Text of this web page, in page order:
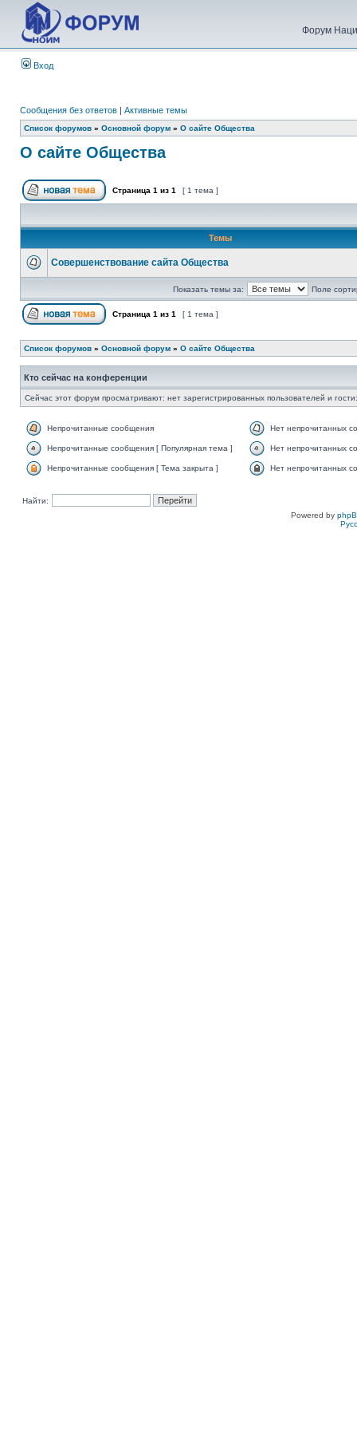
Форум
Вход
Сообщения без ответов | Активные темы
Список форумов » Основной форум » О сайте Общества
О сайте Общества
Страница 1 из 1 [ 1 тема ]
Темы
Совершенствование сайта Общества
Показать темы за: Поле
Страница 1 из 1 [ 1 тема ]
Список форумов » Основной форум » О сайте Общества
Кто сейчас на конференции
Сейчас этот форум просматривают: нет зарегистрированных пользователей и
Непрочитанные сообщения Нет непрочитанных
Непрочитанные сообщения [ Популярная тема ] Нет непрочитанных
Непрочитанные сообщения [ Тема закрыта ] Нет непрочитанных
Найти:
Powered by